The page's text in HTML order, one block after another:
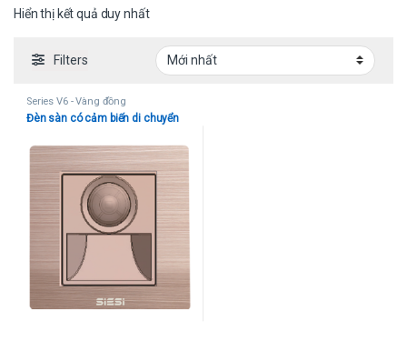
Hiển thị kết quả duy nhất
Filters
Series V6 - Vàng đồng
Đèn sàn có cảm biến di chuyển